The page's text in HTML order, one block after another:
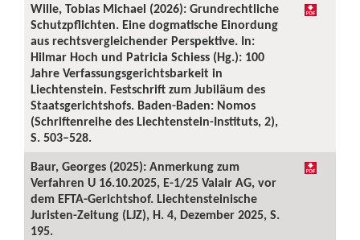
Wille, Tobias Michael (2026): Grundrechtliche
Schutzpflichten. Eine dogmatische Einordung
aus rechtsvergleichender Perspektive. In:
Hilmar Hoch und Patricia Schiess (Hg.): 100
Jahre Verfassungsgerichtsbarkeit in
Liechtenstein. Festschrift zum Jubiläum des
Staatsgerichtshofs. Baden-Baden: Nomos
(Schriftenreihe des Liechtenstein-Instituts, 2),
S. 503–528.
Baur, Georges (2025): Anmerkung zum
Verfahren U 16.10.2025, E-1/25 Valair AG, vor
dem EFTA-Gerichtshof. Liechtensteinische
Juristen-Zeitung (LJZ), H. 4, Dezember 2025, S.
195.